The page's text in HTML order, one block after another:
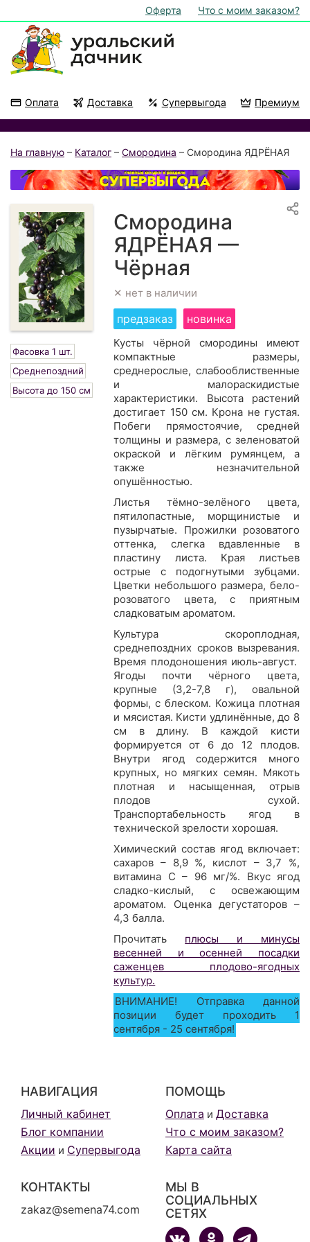
Оферта Что с моим заказом?
Оплата Доставка Супервыгода Премиум
На главную – Каталог – Смородина – Смородина ЯДРЁНАЯ
Фасовка 1 шт.
Среднепоздний
Высота до 150 см
Смородина
ЯДРЁНАЯ —
Чёрная
✕ нет в наличии
предзаказ новинка
Кусты чёрной смородины имеют
компактные размеры,
среднерослые, слабооблиственные
и малораскидистые
характеристики. Высота растений
достигает 150 см. Крона не густая.
Побеги прямостоячие, средней
толщины и размера, с зеленоватой
окраской и лёгким румянцем, а
также незначительной
опушённостью.
Листья тёмно-зелёного цвета,
пятилопастные, морщинистые и
пузырчатые. Прожилки розоватого
оттенка, слегка вдавленные в
пластину листа. Края листьев
острые с подогнутыми зубцами.
Цветки небольшого размера, бело-
розоватого цвета, с приятным
сладковатым ароматом.
Культура скороплодная,
среднепоздних сроков вызревания.
Время плодоношения июль-август.
Ягоды почти чёрного цвета,
крупные (3,2-7,8 г), овальной
формы, с блеском. Кожица плотная
и мясистая. Кисти удлинённые, до 8
см в длину. В каждой кисти
формируется от 6 до 12 плодов.
Внутри ягод содержится много
крупных, но мягких семян. Мякоть
плотная и насыщенная, отрыв
плодов сухой.
Транспортабельность ягод в
технической зрелости хорошая.
Химический состав ягод включает:
сахаров – 8,9 %, кислот – 3,7 %,
витамина С – 96 мг/%. Вкус ягод
сладко-кислый, с освежающим
ароматом. Оценка дегустаторов –
4,3 балла.
Прочитать плюсы и минусы
весенней и осенней посадки
саженцев плодово-ягодных
культур.
ВНИМАНИЕ! Отправка данной
позиции будет проходить 1
сентября - 25 сентября!
НАВИГАЦИЯ
Личный кабинет
Блог компании
Акции и Супервыгода
ПОМОЩЬ
Оплата и Доставка
Что с моим заказом?
Карта сайта
КОНТАКТЫ
zakaz@semena74.com
МЫ В
СОЦИАЛЬНЫХ
СЕТЯХ